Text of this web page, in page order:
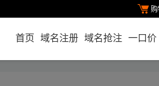
首页 域名注册 域名抢注 一口价